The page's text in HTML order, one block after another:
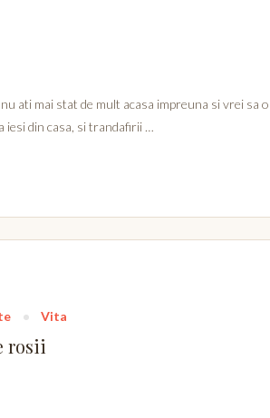
ati mai stat de mult acasa impreuna si vrei sa
iesi din casa, si trandafirii …
Vita
rosii